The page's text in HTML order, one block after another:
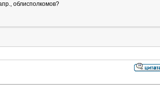
облисполкомов?